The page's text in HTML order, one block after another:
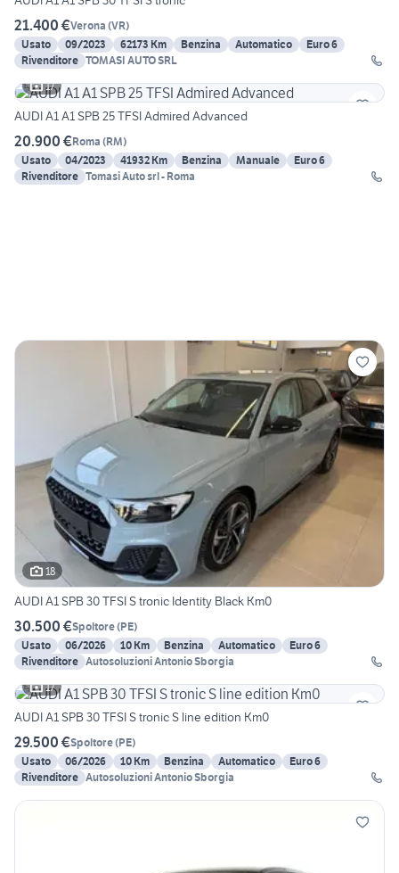
21.400 €Verona (VR)
Usato
09/2023 62173 Km Benzina Automatico
Euro 6
Rivenditore TOMASI AUTO SRL
17
AUDI A1 A1 SPB 25 TFSI Admired Advanced
20.900 €Roma (RM)
Usato
04/2023 41932 Km Benzina Manuale
Euro 6
Rivenditore Tomasi Auto srl - Roma
18
AUDI A1 SPB 30 TFSI S tronic Identity Black Km0
30.500 €Spoltore(PE)
Usato
06/2026 10 Km Benzina Automatico
Euro 6
Rivenditore Autosoluzioni Antonio Sborgia
17
AUDI A1 SPB 30 TFSI S tronic S line edition Km0
29.500 €Spoltore(PE)
Usato
06/2026 10 Km Benzina Automatico
Euro 6
Rivenditore Autosoluzioni Antonio Sborgia